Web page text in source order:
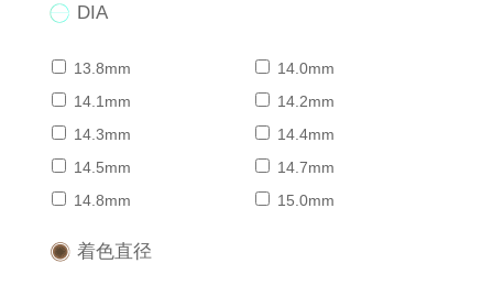
DIA
13.8mm
14.0mm
14.1mm
14.2mm
14.3mm
14.4mm
14.5mm
14.7mm
14.8mm
15.0mm
着色直径